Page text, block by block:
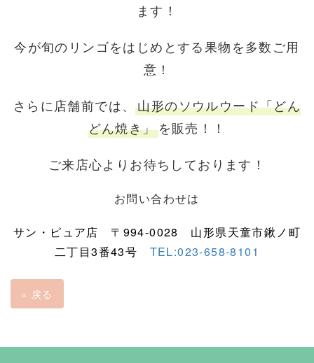
ます！
今が旬のリンゴをはじめとする果物を多数ご用
意！
さらに店舗前では、山形のソウルウード「どん
どん焼き」を販売！！
ご来店心よりお待ちしております！
お問い合わせは
サン・ピュア店 〒994-0028 山形県天童市鍬ノ町
二丁目3番43号
TEL:023-658-8101
« 戻る